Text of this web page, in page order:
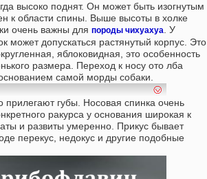
высоко поднят. Он может быть изогнутым
к области спины. Выше высоты в холке
очень важны для породы чихуахуа . У
может допускаться растянутый корпус. Это
яблоковидная, это особенность
размера. Переход к носу ото лба
самой морды собаки.
губы. Носовая спинка очень
ракурса у основания широкая к
и развиты умеренно. Прикус бывает
перекус, недокус и другие подобные